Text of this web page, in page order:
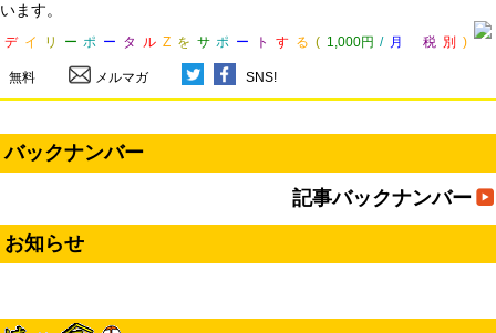
います。
デ イ リ ー ポ ー タ ル Z を サ ポ ー ト す る ( 1,000円 / 月 税 別 )
無料 メルマガ SNS!
バックナンバー
記事バックナンバー
お知らせ